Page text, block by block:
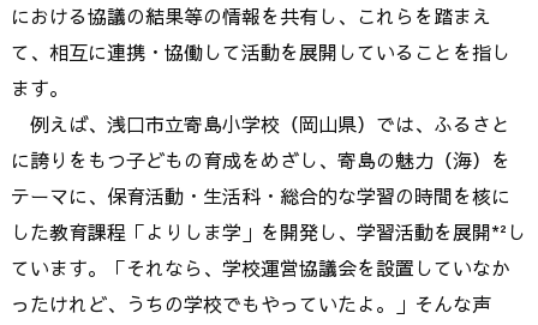
における協議の結果等の情報を共有し、これらを踏まえ
て、相互に連携・協働して活動を展開していることを指し
ます。
例えば、浅口市立寄島小学校（岡山県）では、ふるさと
に誇りをもつ子どもの育成をめざし、寄島の魅力（海）を
テーマに、保育活動・生活科・総合的な学習の時間を核に
した教育課程「よりしま学」を開発し、学習活動を展開*²し
ています。「それなら、学校運営協議会を設置していなか
ったけれど、うちの学校でもやっていたよ。」そんな声